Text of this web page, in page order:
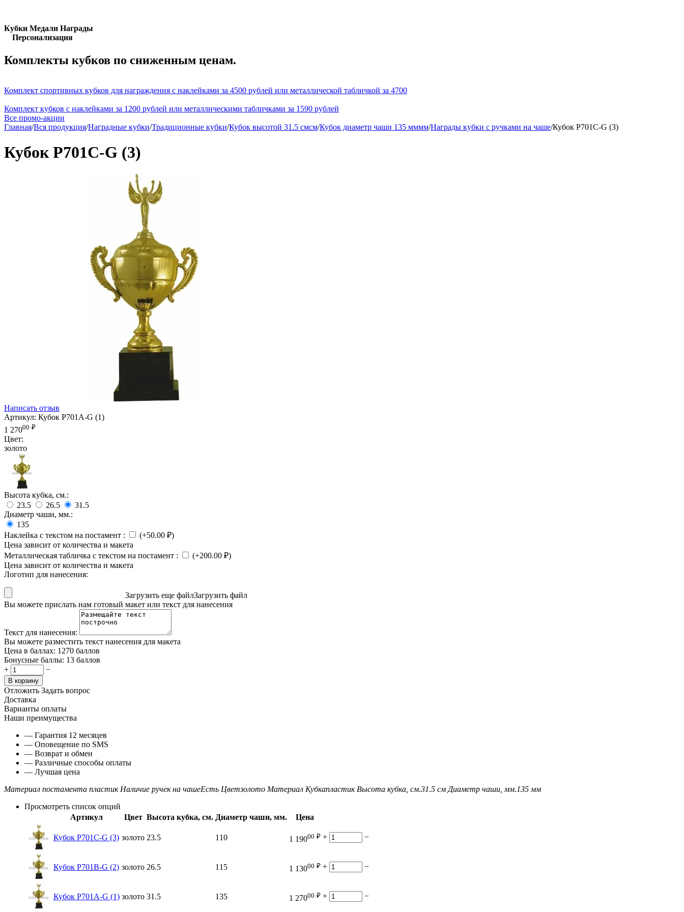
Кубки Медали Награды
Персонализация
Комплекты кубков по сниженным ценам.
Комплект спортивных кубков для награждения с наклейками за 4500 рублей или металлической табличкой за 4700
Комплект кубков с наклейками за 1200 рублей или металлическими табличками за 1590 рублей
Все промо-акции
Главная/Вся продукция/Наградные кубки/Традиционные кубки/Кубок высотой 31.5 смсм/Кубок диаметр чаши 135 мммм/Награды кубки с ручками на чаше/Кубок P701C-G (3)
Кубок P701C-G (3)
Написать отзыв
Артикул: Кубок P701A-G (1)
1 27000 ₽
Цвет:
золото
Высота кубка, см.:
23.5
26.5
31.5
Диаметр чаши, мм.:
135
Наклейка с текстом на постамент : (+50.00 ₽)
Цена зависит от количества и макета
Металлическая табличка с текстом на постамент : (+200.00 ₽)
Цена зависит от количества и макета
Логотип для нанесения:
Загрузить еще файлЗагрузить файл
Вы можете прислать нам готовый макет или текст для нанесения
Текст для нанесения:
Вы можете разместить текст нанесения для макета
Цена в баллах: 1270 баллов
Бонусные баллы: 13 баллов
+
−
В корзину
Отложить Задать вопрос
Доставка
Варианты оплаты
Наши преимущества
— Гарантия 12 месяцев
— Оповещение по SMS
— Возврат и обмен
— Различные способы оплаты
— Лучшая цена
Материал постамента пластик Наличие ручек на чашеЕсть Цветзолото Материал Кубкапластик Высота кубка, см.31.5 см Диаметр чаши, мм.135 мм
Просмотреть список опций
Артикул
Цвет Высота кубка, см. Диаметр чаши, мм. Цена
Кубок P701C-G (3) золото 23.5 110 1 19000 ₽ + −
Кубок P701B-G (2) золото 26.5 115 1 13000 ₽ + −
Кубок P701A-G (1) золото 31.5 135 1 27000 ₽ + −